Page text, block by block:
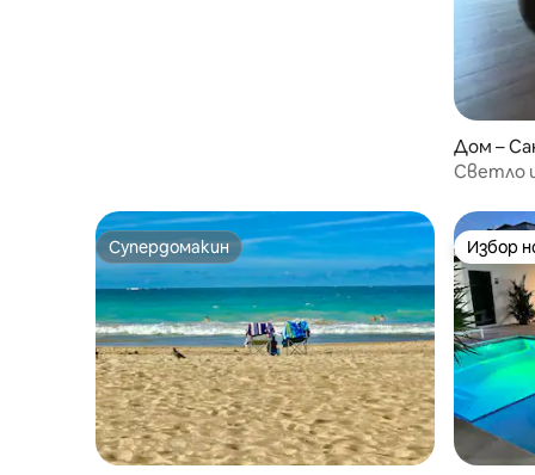
Дом –
Светло
Супердомакин
Супердомакин Избор
Избор